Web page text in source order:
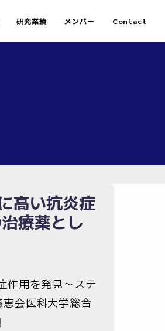
研究業績 メンバー Contact
高い抗炎症
療薬とし
作用を発見～ステ
会医科大学総合